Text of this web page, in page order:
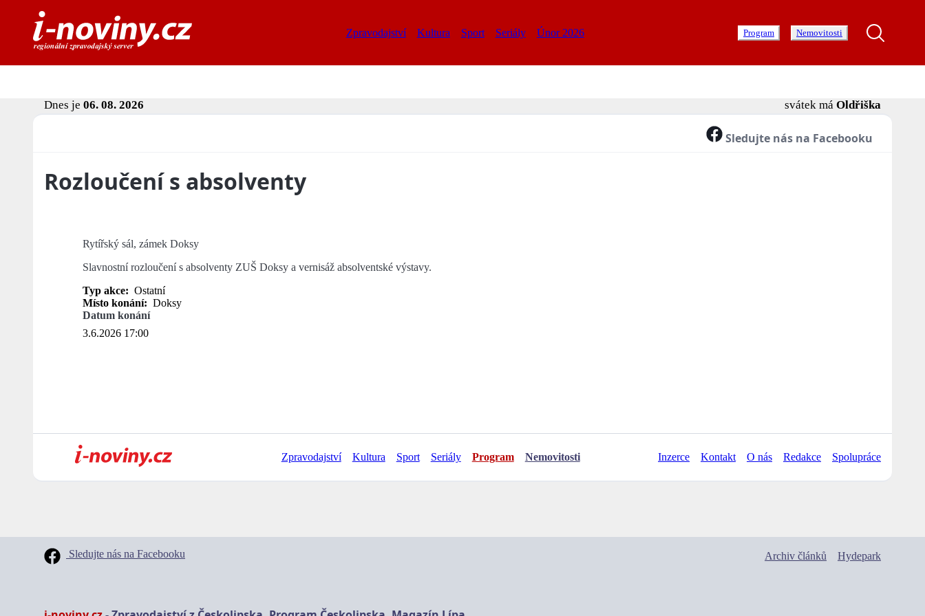
Zpravodajství Kultura Sport Seriály Únor 2026 Program Nemovitosti
Dnes je 06. 08. 2026 svátek má Oldřiška
Sledujte nás na Facebooku
Rozloučení s absolventy
Rytířský sál, zámek Doksy
Slavnostní rozloučení s absolventy ZUŠ Doksy a vernisáž absolventské výstavy.
Typ akce: Ostatní
Místo konání: Doksy
Datum konání
3.6.2026 17:00
Zpravodajství Kultura Sport Seriály Program Nemovitosti Inzerce Kontakt O nás Redakce Spolupráce
Sledujte nás na Facebooku Archiv článků Hydepark